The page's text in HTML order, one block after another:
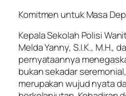
Komitmen untuk Masa
Kepala Sekolah Polisi
Melda Yanny, S.I.K., M.H.,
pernyataannya
bukan sekadar
merupakan wujud nyata